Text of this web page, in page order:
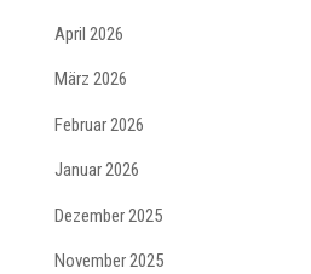
April 2026
März 2026
Februar 2026
Januar 2026
Dezember 2025
November 2025